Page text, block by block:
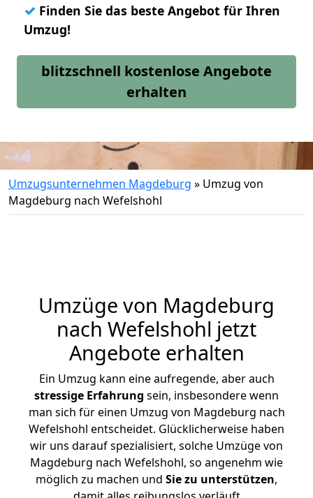
✓ Finden Sie das beste Angebot für Ihren
Umzug!
blitzschnell kostenlose Angebote
erhalten
Umzugsunternehmen Magdeburg » Umzug von
Magdeburg nach Wefelshohl
Umzüge von Magdeburg
nach Wefelshohl jetzt
Angebote erhalten
Ein Umzug kann eine aufregende, aber auch
stressige Erfahrung sein, insbesondere wenn
man sich für einen Umzug von Magdeburg nach
Wefelshohl entscheidet. Glücklicherweise haben
wir uns darauf spezialisiert, solche Umzüge von
Magdeburg nach Wefelshohl, so angenehm wie
möglich zu machen und Sie zu unterstützen,